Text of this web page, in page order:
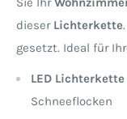
dieser Lichterkette
gesetzt. Ideal für
LED Lichterkette
Schneeflocken